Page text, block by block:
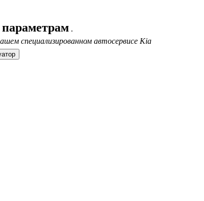
.
специализированном автосервисе Kia